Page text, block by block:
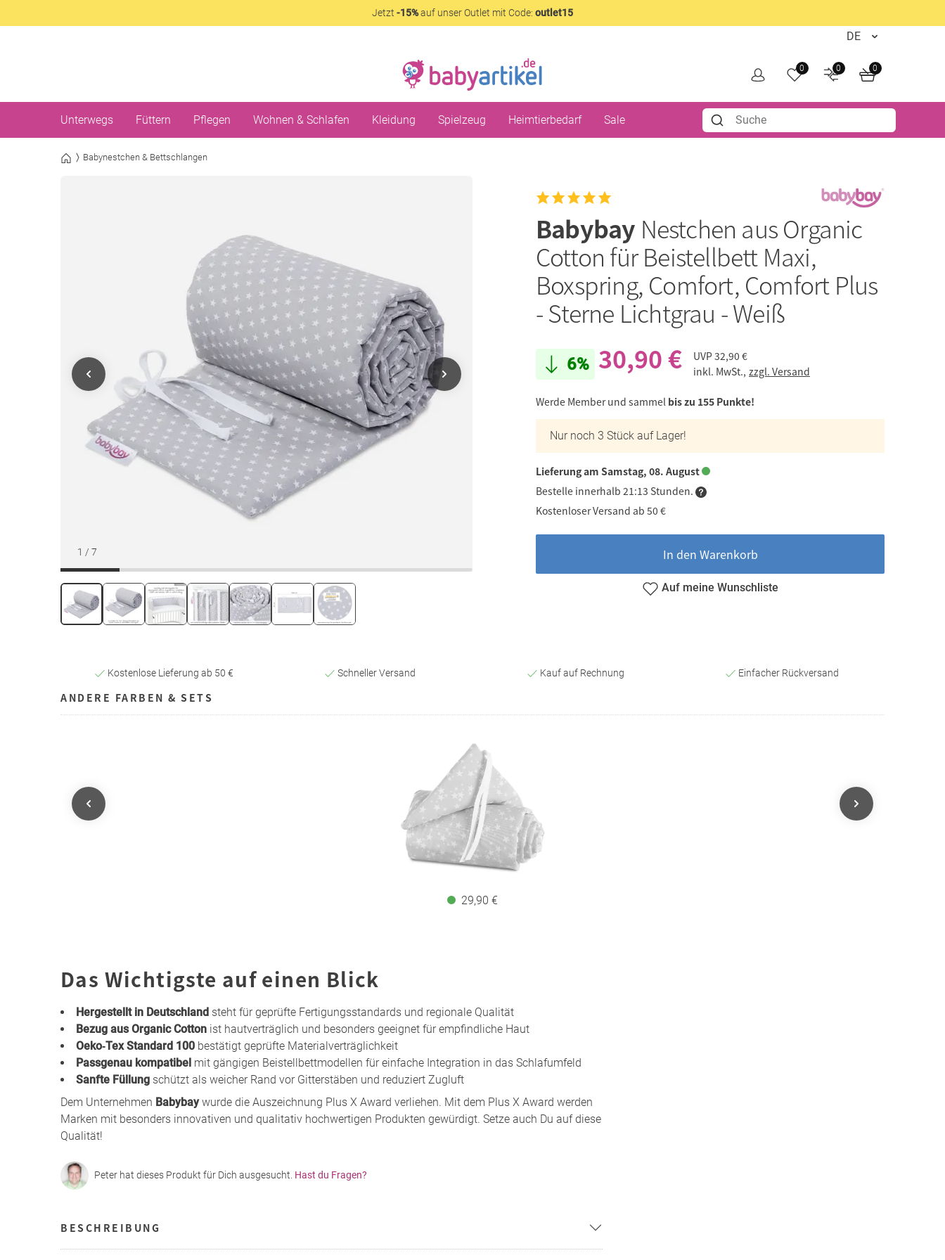
Jetzt -15%auf unser Outlet mit Code: outlet15
0 0 0
Unterwegs Füttern Pflegen Wohnen & Schlafen Kleidung Spielzeug Heimtierbedarf Sale
Babynestchen & Bettschlangen
1 / 7
Babybay Nestchen aus Organic
Cotton für Beistellbett Maxi,
Boxspring, Comfort, Comfort Plus
- Sterne Lichtgrau - Weiß
6% 30,90 € UVP32,90 €
inkl. MwSt., zzgl. Versand
Werde Member und sammel bis zu 155 Punkte!
Nur noch 3 Stück auf Lager!
Lieferung am Samstag, 08. August
Bestelle innerhalb 21:13 Stunden.
Kostenloser Versand ab 50 €
In den Warenkorb
Auf meine Wunschliste
Kostenlose Lieferung ab 50 € Schneller Versand Kauf auf Rechnung Einfacher Rückversand
ANDERE FARBEN & SETS
29,90 €
Das Wichtigste auf einen Blick
Hergestellt in Deutschland steht für geprüfte Fertigungsstandards und regionale Qualität
Bezug aus Organic Cotton ist hautverträglich und besonders geeignet für empfindliche Haut
Oeko‑Tex Standard 100 bestätigt geprüfte Materialverträglichkeit
Passgenau kompatibel mit gängigen Beistellbettmodellen für einfache Integration in das Schlafumfeld
Sanfte Füllung schützt als weicher Rand vor Gitterstäben und reduziert Zugluft
Dem Unternehmen Babybaywurde die Auszeichnung Plus X Award verliehen. Mit dem Plus X Award werden
Marken mit besonders innovativen und qualitativ hochwertigen Produkten gewürdigt. Setze auch Du auf diese
Qualität!
Peter hat dieses Produkt für Dich ausgesucht. Hast du Fragen?
BESCHREIBUNG